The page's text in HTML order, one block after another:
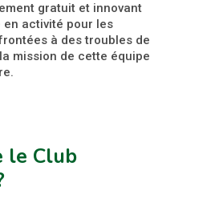
gratuit et innovant
en activité pour les
à des troubles de
mission de cette équipe
le Club